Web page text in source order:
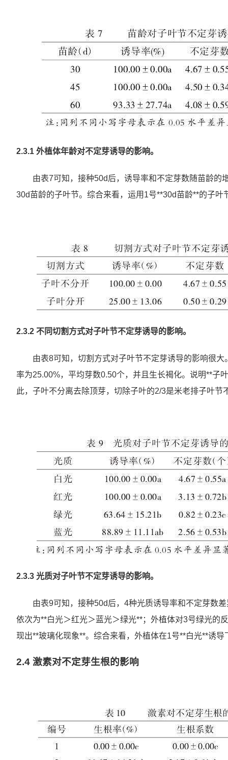
2.3.1 外植体年龄对不定芽诱导的影响。
由表7可知，接种50d后，诱导率和不定芽数随苗龄的
30d苗龄的子叶节。综合来看，运用1号**30d苗龄**的子叶
2.3.2 不同切割方式对子叶节不定芽诱导的影响。
由表8可知，切割方式对子叶节不定芽诱导的影响很
率为25.00%，平均芽数0.50个，并且生长褐化。说明**子
此，子叶不分离去除顶芽，切除子叶的2/3是米老排子叶节
2.3.3 光质对子叶节不定芽诱导的影响。
由表9可知，接种50d后，4种光质诱导率和不定芽数
依次为**白光＞红光＞蓝光＞绿光**；外植体对3号绿光的
现出**玻璃化现象**。综合来看，外植体在1号**白光**诱导
2.4 激素对不定芽生根的影响